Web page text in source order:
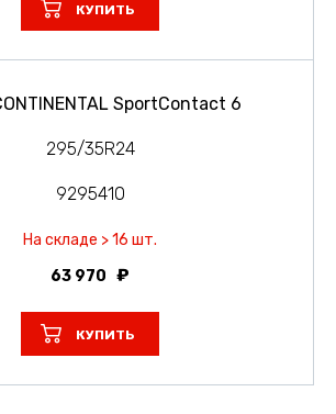
КУПИТЬ
SportContact 6
295/35R24
9295410
На складе > 16 шт.
63 970
КУПИТЬ